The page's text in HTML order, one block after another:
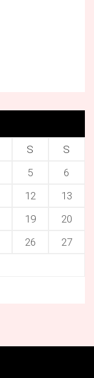
S
S
5
6
12
13
19
20
26
27